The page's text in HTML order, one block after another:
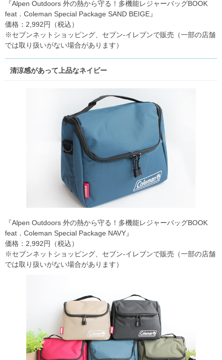
『Alpen Outdoors 外の熱から守る！多機能レジャーバッグBOOK
feat．Coleman Special Package SAND BEIGE』
価格：2,992円（税込）
※セブンネットショッピング、セブン‐イレブンで販売（一部の店舗
では取り扱いがない場合があります）
清涼感があって上品なネイビー
『Alpen Outdoors 外の熱から守る！多機能レジャーバッグBOOK
feat．Coleman Special Package NAVY』
価格：2,992円（税込）
※セブンネットショッピング、セブン‐イレブンで販売（一部の店舗
では取り扱いがない場合があります）